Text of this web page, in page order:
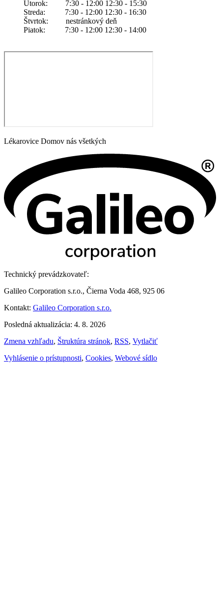
Utorok: 7:30 - 12:00 12:30 - 15:30
Streda: 7:30 - 12:00 12:30 - 16:30
Štvrtok: nestránkový deň
Piatok: 7:30 - 12:00 12:30 - 14:00
Lékarovice Domov nás všetkých
Technický prevádzkovateľ:
Galileo Corporation s.r.o., Čierna Voda 468, 925 06
Kontakt: Galileo Corporation s.r.o.
Posledná aktualizácia: 4. 8. 2026
Zmena vzhľadu, Štruktúra stránok, RSS, Vytlačiť
Vyhlásenie o prístupnosti, Cookies, Webové sídlo